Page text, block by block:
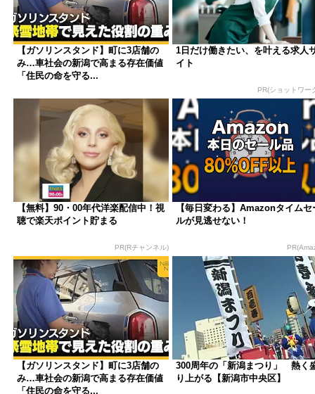
【ガソリンスタンド】町に3店舗の
み…車社会の新潟で高まる存在価値
「住民の命を守る...
1日だけ働きたい、を叶える求人
イト
PR(ショットワー
【無料】90・00年代洋楽配信中！視
聴で楽天ポイント貯まる
PR(Rチャンネル)
【毎日変わる】Amazonタイムセ
ルが見逃せない！
【ガソリンスタンド】町に3店舗の
み…車社会の新潟で高まる存在価値
「住民の命を守る...
300周年の「新潟まつり」 熱く
り上がる【新潟市中央区】